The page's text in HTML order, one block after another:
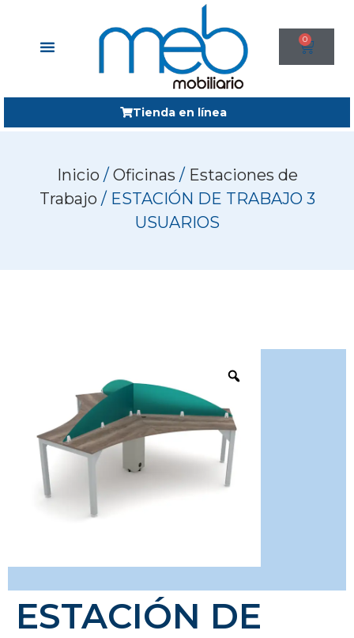
0
Tienda en línea
Inicio / Oficinas / Estaciones de
Trabajo / ESTACIÓN DE TRABAJO 3
USUARIOS
ESTACIÓN DE